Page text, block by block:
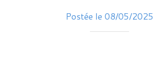
Postée le 08/05/2025